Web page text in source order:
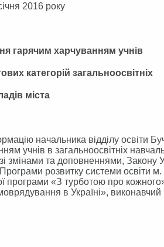
» січня
гарячим харчуванням учнів
категорій загальноосвітніх
міста
начальника відділу освіти
учнів в загальноосвітніх
змінами та доповненнями, Закону
розвитку системи освіти
програми «З турботою про
в Україні», виконавчий